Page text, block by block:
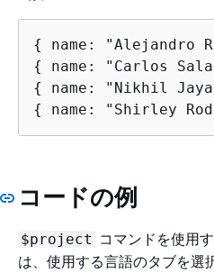
{
{
{
{
name: "Shirley
コードの例
$project コマンドを使用
は、使用する言語のタブを選